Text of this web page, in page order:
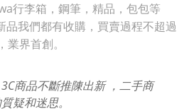
行李箱，鋼筆，精品，包包等
品我們都有收購，買賣過程不超過
界首創。
商品不斷推陳出新 ，二手商
疑和迷思。